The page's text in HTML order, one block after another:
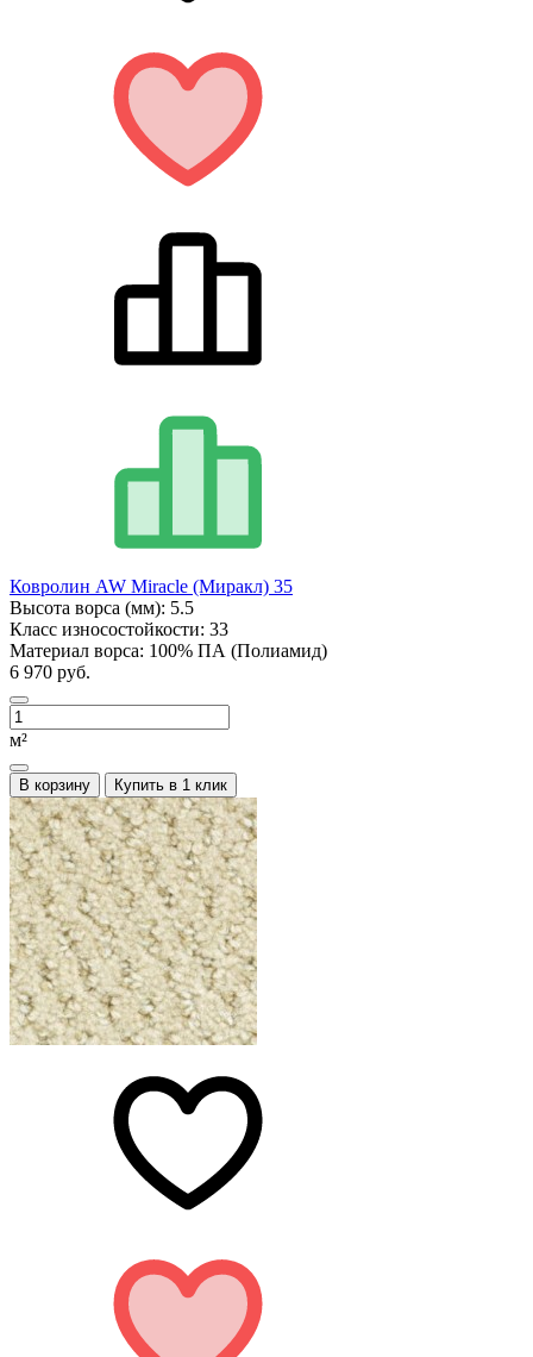
Ковролин AW Miracle (Миракл) 35
Высота ворса (мм): 5.5
Класс износостойкости: 33
Материал ворса: 100% ПА (Полиамид)
6 970 руб.
м²
В корзину Купить в 1 клик